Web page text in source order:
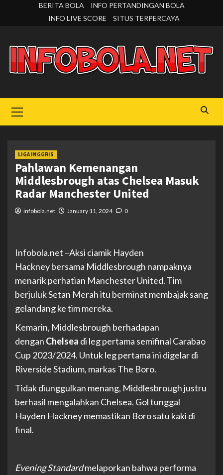
BERITA BOLA
INFO PERTANDINGAN BOLA
INFO LIVE SCORE
SITUS TERPERCAYA
Menu
LIGA INGGRIS
Pahlawan Kemenangan
Middlesbrough atas Chelsea Masuk
Radar Manchester United
infobola.net January 11, 2024 0
Infobola.net –Aksi ciamik Hayden
Hackney bersama Middlesbrough nampaknya
menarik perhatian Manchester United. Tim
berjuluk Setan Merah itu berminat membajak sang
gelandang ke tim mereka.
Kemarin, Middlesbrough berhadapan
dengan Chelsea di leg pertama semifinal Carabao
Cup 2023/2024. Untuk leg pertama ini digelar di
Riverside Stadium, markas The Boro.
Tidak diunggulkan menang, Middlesbrough justru
berhasil mengalahkan Chelsea. Gol tunggal
Hayden Hackney memastikan Boro satu kaki di
final.
Evening Standardmelaporkan bahwa performa